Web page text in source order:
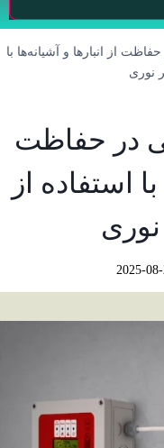
از انبارها و آشیانه‌ها با
نوری
در حفاظت
استفاده از
نوری
2025-